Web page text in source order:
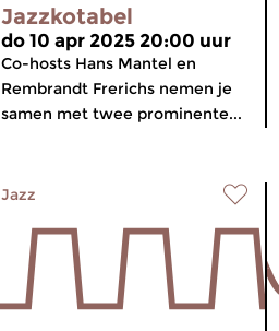
Jazzkotabel
do 10 apr 2025 20:00 uur
Co-hosts Hans Mantel en
Rembrandt Frerichs nemen je
samen met twee prominente...
Jazz